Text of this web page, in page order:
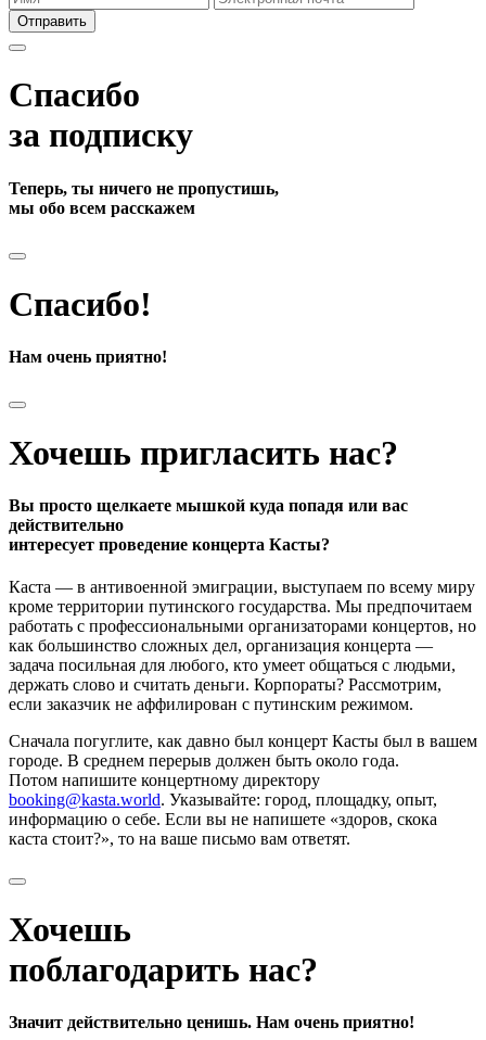
Отправить
Спасибо
за подписку
Теперь, ты ничего не пропустишь,
мы обо всем расскажем
Спасибо!
Нам очень приятно!
Хочешь пригласить нас?
Вы просто щелкаете мышкой куда попадя или вас
действительно
интересует проведение концерта Касты?
Каста — в антивоенной эмиграции, выступаем по всему миру
кроме территории путинского государства. Мы предпочитаем
работать с профессиональными организаторами концертов, но
как большинство сложных дел, организация концерта —
задача посильная для любого, кто умеет общаться с людьми,
держать слово и считать деньги. Корпораты? Рассмотрим,
если заказчик не аффилирован с путинским режимом.
Сначала погуглите, как давно был концерт Касты был в вашем
городе. В среднем перерыв должен быть около года.
Потом напишите концертному директору
booking@kasta.world. Указывайте: город, площадку, опыт,
информацию о себе. Если вы не напишете «здоров, скока
каста стоит?», то на ваше письмо вам ответят.
Хочешь
поблагодарить нас?
Значит действительно ценишь. Нам очень приятно!